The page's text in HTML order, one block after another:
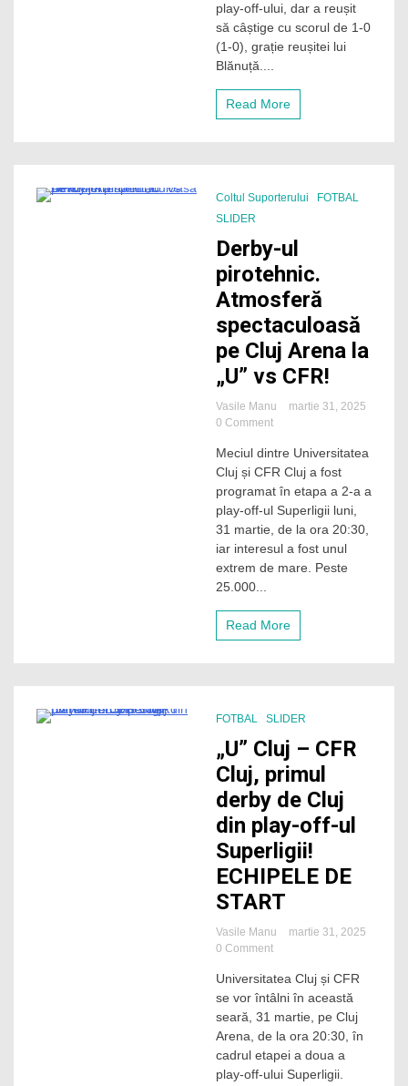
treia
oară
în
a
de
play-off-ului, dar a reușit
să câștige cu scorul de 1-0
(1-0), grație reușitei lui
Blănuță....
Read More
Coltul Suporterului
FOTBAL
SLIDER
Derby-ul
pirotehnic.
Atmosferă
spectaculoasă
pe Cluj Arena la
„U” vs CFR!
Vasile Manu
martie 31, 2025
0 Commenton
ul
pirotehnic.
Atmosferă
spectaculoasă
Cluj
Arena
la
Meciul dintre Universitatea
Cluj și CFR Cluj a fost
programat în etapa a 2-a a
play-off-ul Superligii luni,
31 martie, de la ora 20:30,
iar interesul a fost unul
extrem de mare. Peste
25.000...
Read More
FOTBAL SLIDER
„U” Cluj – CFR
Cluj, primul
derby de Cluj
din play-off-ul
Superligii!
ECHIPELE DE
START
Vasile Manu
martie 31, 2025
0 Commenton
Cluj
–
CFR
Cluj,
derby
de
Universitatea Cluj și CFR
se vor întâlni în această
seară, 31 martie, pe Cluj
Arena, de la ora 20:30, în
cadrul etapei a doua a
play-off-ului Superligii.